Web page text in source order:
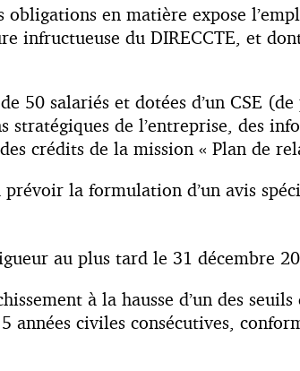
en matière expose
infructueuse du DIRECCTE, et
50 salariés et dotées d’un CSE
de l’entreprise, des
crédits de la mission « Plan de
la formulation d’un avis
au plus tard le 31 décembre
à la hausse d’un des
années civiles consécutives,